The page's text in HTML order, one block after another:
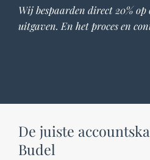
Wij bespaarden direct 20% op
uitgaven. En het proces en
De juiste
Budel